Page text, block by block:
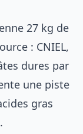
27 kg de
: CNIEL,
dures par
une piste
gras